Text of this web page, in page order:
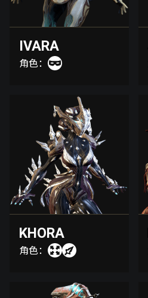
IVARA
角色：
KHORA
角色：